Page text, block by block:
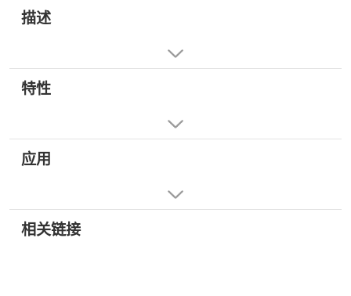
描述
特性
应用
相关链接